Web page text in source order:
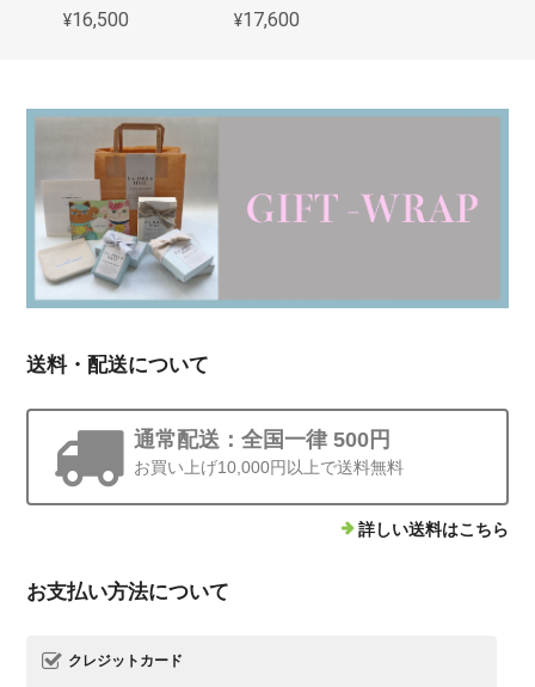
¥16,500 ¥17,600
送料・配送について
通常配送：全国一律 500円
お買い上げ10,000円以上で送料無料
詳しい送料はこちら
お支払い方法について
クレジットカード